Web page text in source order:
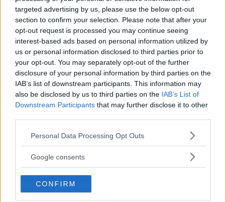
targeted advertising by us, please use the below opt-out
section to confirm your selection. Please note that after your
opt-out request is processed you may continue seeing
interest-based ads based on personal information utilized by
us or personal information disclosed to third parties prior to
your opt-out. You may separately opt-out of the further
disclosure of your personal information by third parties on the
IAB’s list of downstream participants. This information may
also be disclosed by us to third parties on the IAB’s List of
Downstream Participants that may further disclose it to other
Please note that this website/app uses one or more Google
not limited to your visit or usage behaviour. You may click to
use your data for below specified purposes in below Google
consent section.
Personal Data Processing Opt Outs
Google consents
CONFIRM
settembre scuola in presenza per tutti.
Si allontana, dunque, lo spettro della
DAD per l’anno scolastico 2021-2022 ma
per i docenti scatta l’obbligo di
vaccinazione a partire dal 1° settembre.
Si legge nel decreto:
al fine di garantire la salute pubblica e
mantenere adeguate condizioni di
il personale scolastico dovrà avere ed
esibire il Green pass. Il mancato rispetto
delle disposizioni è considerata assenza
ingiustificata e, a decorrere dal quinto
giorno di assenza, il rapporto di lavoro è